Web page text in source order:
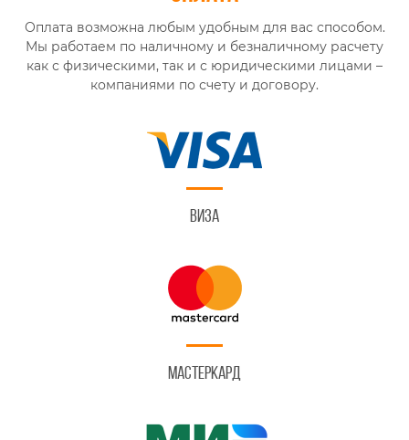
Оплата возможна любым удобным для вас способом.
Мы работаем по наличному и безналичному расчету
как с физическими, так и с юридическими лицами –
компаниями по счету и договору.
Виза
Мастеркард